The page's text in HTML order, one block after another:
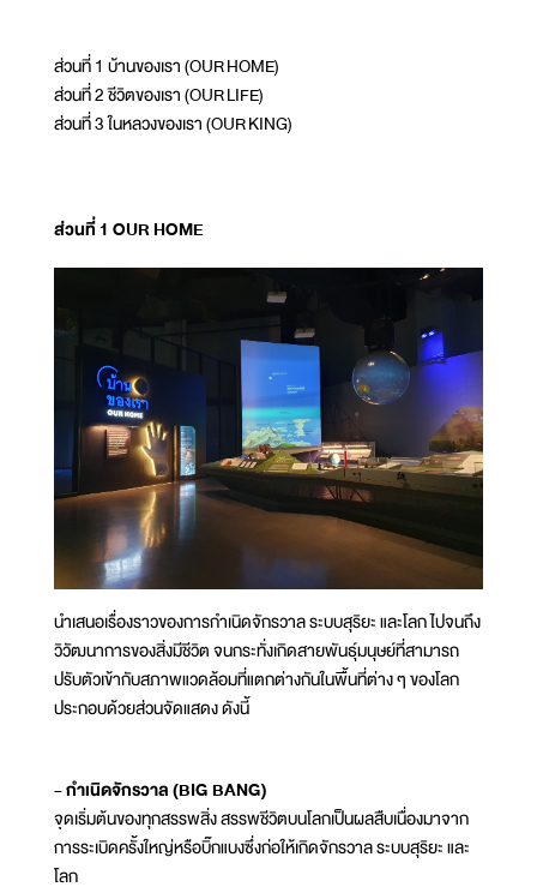
ส่วนที่ 1 บ้านของเรา (OUR HOME)
ส่วนที่ 2 ชีวิตของเรา (OUR LIFE)
ส่วนที่ 3 ในหลวงของเรา (OUR KING)
ส่วนที่ 1 OUR HOME
นำเสนอเรื่องราวของการกำเนิดจักรวาล ระบบสุริยะ และโลก ไปจนถึง
วิวัฒนาการของสิ่งมีชีวิต จนกระทั่งเกิดสายพันธุ์มนุษย์ที่สามารถ
ปรับตัวเข้ากับสภาพแวดล้อมที่แตกต่างกันในพื้นที่ต่าง ๆ ของโลก
ประกอบด้วยส่วนจัดแสดง ดังนี้
- กำเนิดจักรวาล (BIG BANG)
จุดเริ่มต้นของทุกสรรพสิ่ง สรรพชีวิตบนโลกเป็นผลสืบเนื่องมาจาก
การระเบิดครั้งใหญ่หรือบิ๊กแบงซึ่งก่อให้เกิดจักรวาล ระบบสุริยะ และ
โลก